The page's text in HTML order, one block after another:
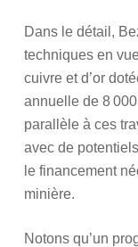
Dans le détail,
techniques en
cuivre et d’or
annuelle de 8
parallèle à ces
avec de
le financement
minière.
Notons qu’un